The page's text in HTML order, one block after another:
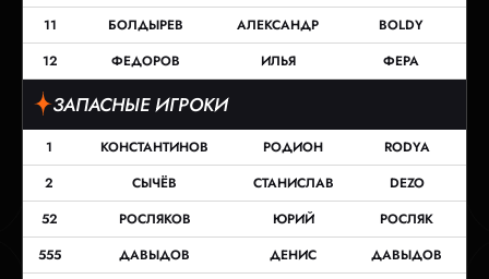
11
БОЛДЫРЕВ АЛЕКСАНДР
BOLDY
12
ФЕДОРОВ ИЛЬЯ ФЕРА
ЗАПАСНЫЕ ИГРОКИ
1 КОНСТАНТИНОВ РОДИОН
RODYA
2
СЫЧЁВ СТАНИСЛАВ
DEZO
52
РОСЛЯКОВ ЮРИЙ
РОСЛЯК
555
ДАВЫДОВ ДЕНИС
ДАВЫДОВ